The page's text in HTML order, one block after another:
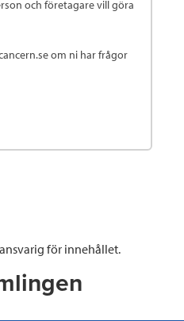
och företagare vill göra
om ni har frågor
för innehållet.